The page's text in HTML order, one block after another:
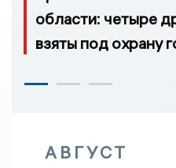
области: четыре
взяты под охрану
АВГУСТ